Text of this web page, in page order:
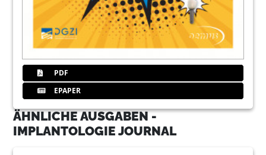
PDF
EPAPER
ÄHNLICHE AUSGABEN -
IMPLANTOLOGIE JOURNAL